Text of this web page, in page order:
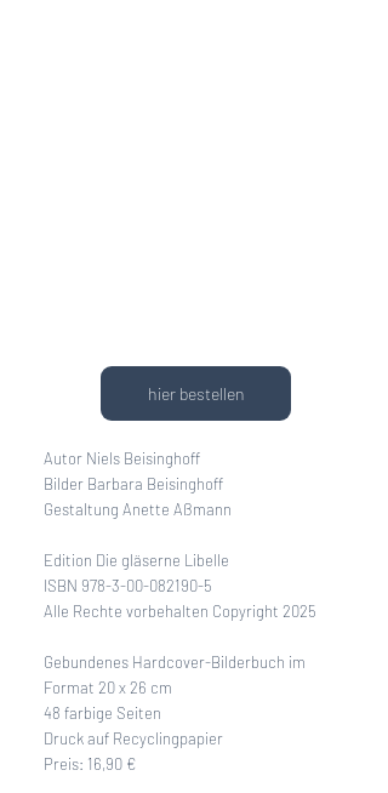
hier bestellen
Autor Niels Beisinghoff
Bilder Barbara Beisinghoff
Gestaltung Anette Aßmann
Edition Die gläserne Libelle
ISBN 978-3-00-082190-5
Alle Rechte vorbehalten Copyright 2025
Gebundenes Hardcover-Bilderbuch im
Format 20 x 26 cm
48 farbige Seiten
Druck auf Recyclingpapier
Preis: 16,90 €